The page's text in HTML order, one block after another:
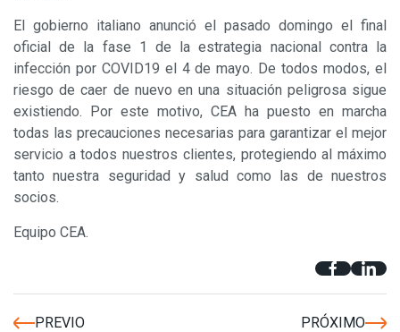
El gobierno italiano anunció el pasado domingo el final
oficial de la fase 1 de la estrategia nacional contra la
infección por COVID19 el 4 de mayo. De todos modos, el
riesgo de caer de nuevo en una situación peligrosa sigue
existiendo. Por este motivo, CEA ha puesto en marcha
todas las precauciones necesarias para garantizar el mejor
servicio a todos nuestros clientes, protegiendo al máximo
tanto nuestra seguridad y salud como las de nuestros
socios.
Equipo CEA.
PREVIO PRÓXIMO